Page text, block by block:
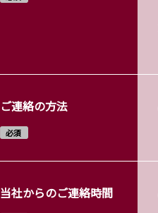
ご連絡の方法
必須
当社からのご連絡時間